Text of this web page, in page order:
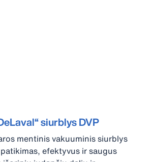
siurblys DVP
mentinis vakuuminis siurblys
efektyvus ir saugus